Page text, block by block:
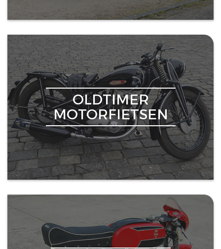
OLDTIMER
MOTORFIETSEN